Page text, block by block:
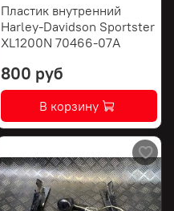
Пластик внутренний
Harley-Davidson Sportster
XL1200N 70466-07A
800 руб
В корзину